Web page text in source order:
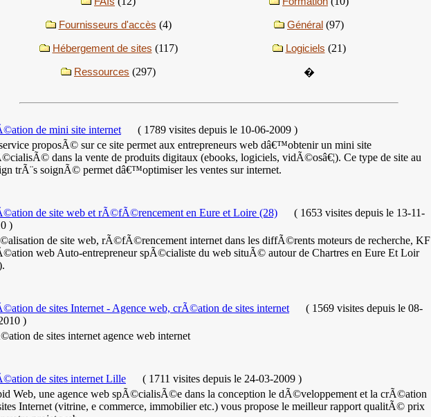
votre site.
Fournisseurs d'accès (4) Général (97)
Hébergement de sites (117) Logiciels (21)
Ressources (297) �
de mini site internet ( 1789 visites depuis le 10-06-2009 )
proposÃ© sur ce site permet aux entrepreneurs web dâ€™obtenir un mini site
dans la vente de produits digitaux (ebooks, logiciels, vidÃ©osâ€¦). Ce type de site au
trÃ¨s soignÃ© permet dâ€™optimiser les ventes sur internet.
de site web et rÃ©fÃ©rencement en Eure et Loire (28) ( 1653 visites depuis le 13-11-
)
de site web, rÃ©fÃ©rencement internet dans les diffÃ©rents moteurs de recherche, KF
web Auto-entrepreneur spÃ©cialiste du web situÃ© autour de Chartres en Eure Et Loir
de sites Internet - Agence web, crÃ©ation de sites internet ( 1569 visites depuis le 08-
)
de sites internet agence web internet
de sites internet Lille ( 1711 visites depuis le 24-03-2009 )
Web, une agence web spÃ©cialisÃ©e dans la conception le dÃ©veloppement et la crÃ©ation
Internet (vitrine, e commerce, immobilier etc.) vous propose le meilleur rapport qualitÃ© prix